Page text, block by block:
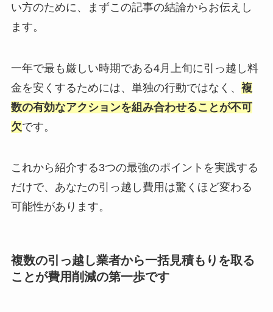
い方のために、まずこの記事の結論からお伝えし
ます。
一年で最も厳しい時期である4月上旬に引っ越し料
金を安くするためには、単独の行動ではなく、 複
数の有効なアクションを組み合わせることが不可
欠です。
これから紹介する3つの最強のポイントを実践する
だけで、あなたの引っ越し費用は驚くほど変わる
可能性があります。
複数の引っ越し業者から一括見積もりを取る
ことが費用削減の第一歩です